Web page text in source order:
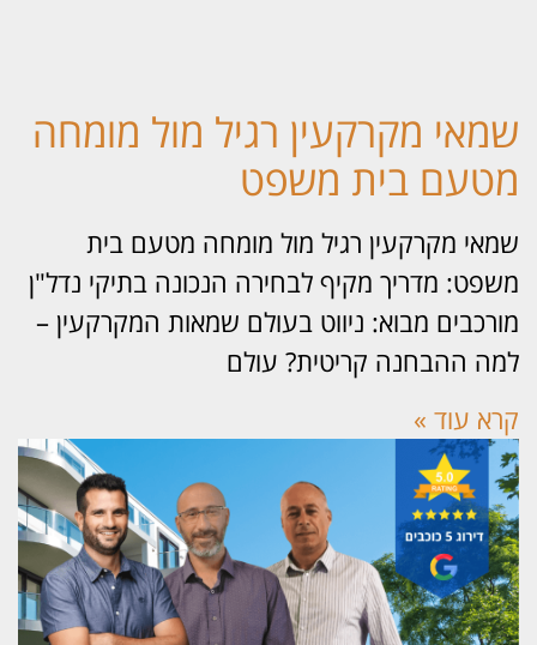
מקרקעין רגיל מול מומחה
בית משפט
מקרקעין רגיל מול מומחה מטעם בית
מדריך מקיף לבחירה הנכונה בתיקי נדל"ן
מבוא: ניווט בעולם שמאות המקרקעין –
ההבחנה קריטית? עולם
עוד »